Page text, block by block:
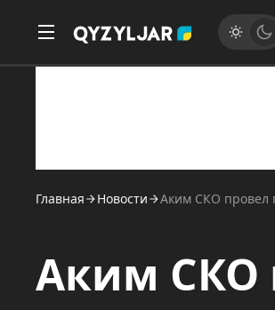
Главная Новости Аким СКО провел
Аким СКО